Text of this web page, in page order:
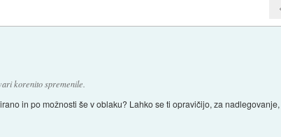
korenito spremenile.
in po možnosti še v oblaku? Lahko se ti opravičijo, za